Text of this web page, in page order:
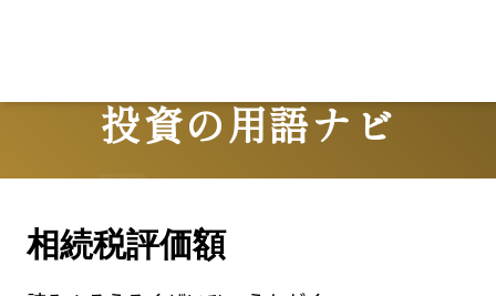
投資の用語ナビ
Terms
相続税評価額